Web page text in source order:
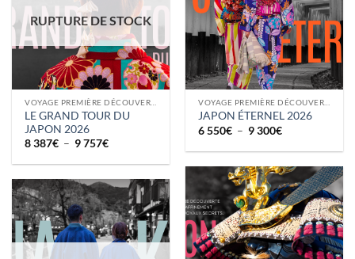
RUPTURE DE STOCK
LE GRAND TOUR DU
JAPON 2026
8 387€ – 9 757€Plage
prix :
387€
9
757€
JAPON ÉTERNEL 2026
6 550€ – 9 300€Plage
prix :
550€
à
9
300€